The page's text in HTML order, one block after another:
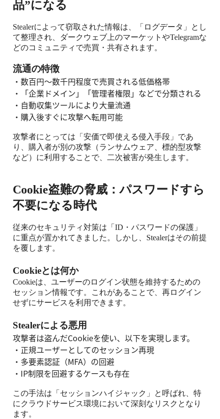
品”になる
Stealerによって窃取された情報は、「ログデータ」とし
て整理され、ダークウェブ上のマーケットやTelegramな
どのコミュニティで売買・共有されます。
流通の特徴
・ 数百円〜数千円程度で売買される低価格帯
・
「企業ドメイン」「管理者権限」などで分類される
・ 自動収集ツールにより大量流通
・ 購入後すぐに攻撃へ転用可能
攻撃者にとっては「安価で即使える侵入手段」であ
り、購入者が別の攻撃（ランサムウェア、標的型攻撃
など）に利用することで、二次被害が発生します。
Cookie盗難の脅威：パスワードすら
不要になる時代
従来のセキュリティ対策は「 ID ・パスワードの保護」
に重点が置かれてきました。しかし、 Stealerはその前提
を覆します。
Cookieとは何か
Cookieは、ユーザーのログイン状態を維持するための
セッション情報です。これがあることで、再ログイン
せずにサービスを利用できます。
Stealerによる悪用
攻撃者は盗んだCookieを使い、以下を実現します。
・ 正規ユーザーとしてのセッション再現
・ 多要素認証（MFA）の回避
・ IP制限を回避するケースも存在
この手法は「セッションハイジャック」と呼ばれ、特
にクラウドサービス環境において深刻なリスクとなり
ます。